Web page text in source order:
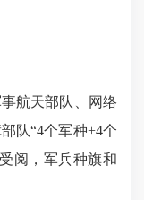
航天部队、网络
队“4个军种+4个
阅，军兵种旗和